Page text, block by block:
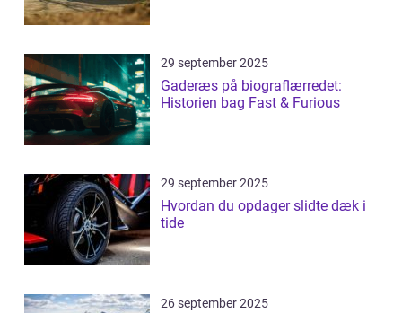
29 september 2025
Gaderæs på biograflærredet:
Historien bag Fast & Furious
29 september 2025
Hvordan du opdager slidte dæk i
tide
26 september 2025